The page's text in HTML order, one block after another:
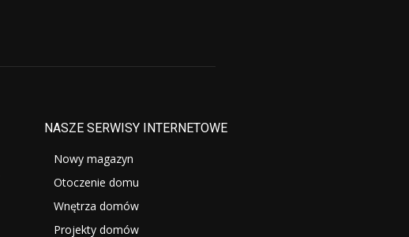
NASZE SERWISY INTERNETOWE
Nowy magazyn
Otoczenie domu
Wnętrza domów
Projekty domów